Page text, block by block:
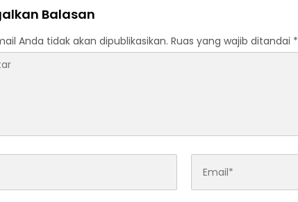
Balasan
Anda tidak akan dipublikasikan. Ruas yang wajib ditandai *